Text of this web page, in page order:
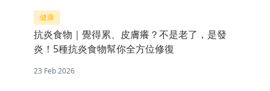
健康
抗炎食物｜覺得累、皮膚癢？不是老了，是發
炎！5種抗炎食物幫你全方位修復
23 Feb 2026